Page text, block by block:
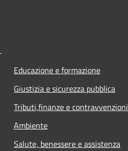
Educazione e formazione
Giustizia e sicurezza pubblica
Tributi,finanze e contravvenzioni
Ambiente
Salute, benessere e assistenza